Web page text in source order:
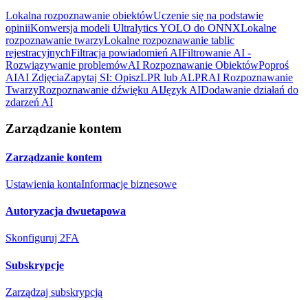
Lokalna rozpoznawanie obiektówUczenie się na podstawie
opiniiKonwersja modeli Ultralytics YOLO do ONNXLokalne
rozpoznawanie twarzyLokalne rozpoznawanie tablic
rejestracyjnychFiltracja powiadomień AIFiltrowanie AI -
Rozwiązywanie problemówAI Rozpoznawanie ObiektówPoproś
AIAI ZdjęciaZapytaj SI: OpiszLPR lub ALPRAI Rozpoznawanie
TwarzyRozpoznawanie dźwięku AIJęzyk AIDodawanie działań do
zdarzeń AI
Zarządzanie kontem
Zarządzanie kontem
Ustawienia kontaInformacje biznesowe
Autoryzacja dwuetapowa
Skonfiguruj 2FA
Subskrypcje
Zarządzaj subskrypcją